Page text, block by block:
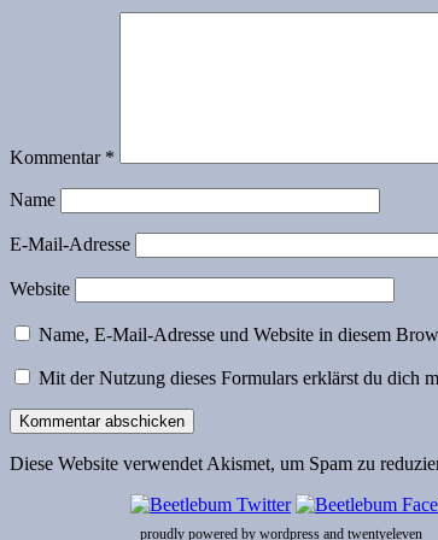
Kommentar *
Name
E-Mail-Adresse
Website
Name, E-Mail-Adresse und Website in diesem
Mit der Nutzung dieses Formulars erklärst du dich
Diese Website verwendet Akismet, um Spam zu
proudly powered by wordpress and twentyeleven